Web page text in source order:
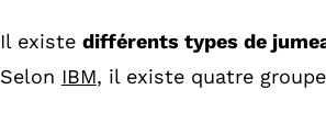
Il existe différents types de
Selon IBM, il existe quatre